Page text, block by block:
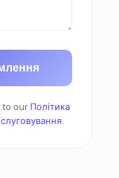
to our Політика
.